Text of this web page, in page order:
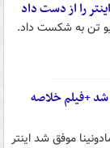
را از دست داد
تن به شکست داد.
شد +فیلم خلاصه
موفق شد اینتر